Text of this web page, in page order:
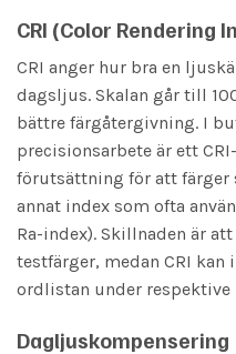
CRI (Color Rendering
CRI anger hur bra en
dagsljus. Skalan går till
bättre färgåtergivning. I
precisionsarbete är ett
förutsättning för att färger
annat index som ofta
Ra-index). Skillnaden är
testfärger, medan CRI kan
ordlistan under respektive
Dagljuskompensering